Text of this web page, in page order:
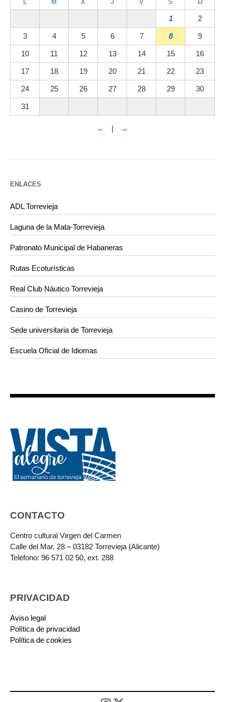
L M X J V S D
1 2
3 4 5 6 7 8 9
10 11 12 13 14 15 16
17 18 19 20 21 22 23
24 25 26 27 28 29 30
31
← | →
ENLACES
ADL Torrevieja
Laguna de la Mata-Torrevieja
Patronato Municipal de Habaneras
Rutas Ecoturísticas
Real Club Náutico Torrevieja
Casino de Torrevieja
Sede universitaria de Torrevieja
Escuela Oficial de Idiomas
CONTACTO
Centro cultural Virgen del Carmen
Calle del Mar, 28 – 03182 Torrevieja (Alicante)
Teléfono: 96 571 02 50, ext. 288
PRIVACIDAD
Aviso legal
Política de privacidad
Política de cookies